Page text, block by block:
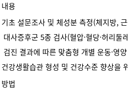
내용
기초 설문조사 및 체성분 측정(체지방,
대사증후군 5종 검사(혈압·혈당·허리둘
검진 결과에 따른 맞춤형 개별 운동·영
건강생활습관 형성 및 건강수준 향상을
방법